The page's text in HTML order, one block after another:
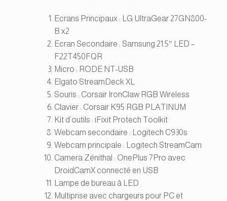
Ecrans Principaux : LG UltraGear 27GN800-
B x2
Ecran Secondaire : Samsung 21.5″ LED –
F22T450FQR
Micro : RODE NT-USB
Elgato StreamDeck XL
Souris : Corsair IronClaw RGB Wireless
Clavier : Corsair K95 RGB PLATINUM
Kit d’outils : iFixit Protech Toolkit
Webcam secondaire : Logitech C930s
Webcam principale : Logitech StreamCam
Camera Zénithal : OnePlus 7Pro avec
DroidCamX connecté en USB
Lampe de bureau à LED
Multiprise avec chargeurs pour PC et